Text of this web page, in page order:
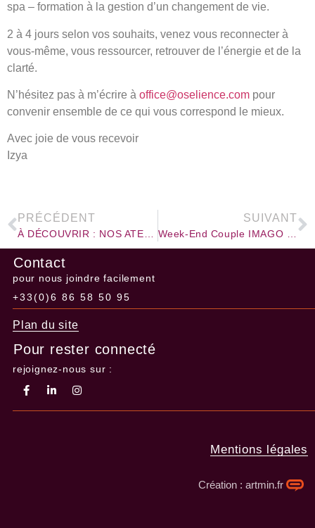
spa – formation à la gestion d’un changement de vie.
2 à 4 jours selon vos souhaits, venez vous reconnecter à
vous-même, vous ressourcer, retrouver de l’énergie et de la
clarté.
N’hésitez pas à m’écrire à office@oselience.com pour
convenir ensemble de ce qui vous correspond le mieux.
Avec joie de vous recevoir
Izya
PRÉCÉDENT SUIVANT
Contact
pour nous joindre facilement
+33(0)6 86 58 50 95
Plan du site
Pour rester connecté
rejoignez-nous sur :
Mentions légales
Création : artmin.fr​